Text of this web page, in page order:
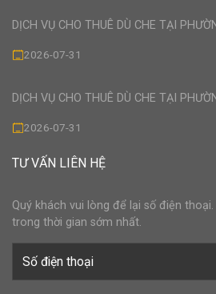
DỊCH VỤ CHO THUÊ DÙ CHE TẠI
2026-07-31
DỊCH VỤ CHO THUÊ DÙ CHE TẠI
2026-07-31
TƯ VẤN LIÊN HỆ
Quý khách vui lòng để lại số điện
trong thời gian sớm nhất.